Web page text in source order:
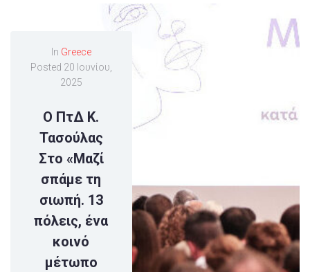
In Greece
Posted 20 Ιουνίου,
2025
Ο ΠτΔ Κ.
Τασούλας
Στο «Μαζί
σπάμε τη
σιωπή. 13
πόλεις, ένα
κοινό
μέτωπο